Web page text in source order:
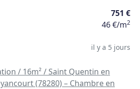
751 €
46 €/m2
il y a 5 jours
/ 16m² / Saint Quentin en
(78280) – Chambre en